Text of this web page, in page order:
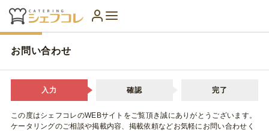
お問い合わせ
入力 確認 完了
この度はシェフコレのWEBサイトをご覧頂き誠にありがとうございます。
ケータリングのご相談や掲載内容、掲載依頼などお気軽にお問い合わせく